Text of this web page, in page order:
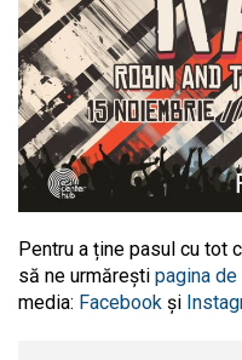
Pentru a ține pasul cu tot
să ne urmărești pagina
media: Facebook și